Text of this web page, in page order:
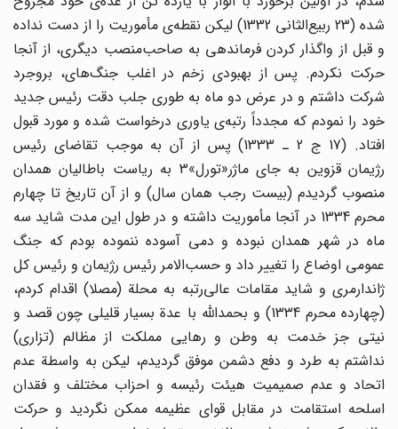
شده (23 ربیع‌الثانی 1332) لیکن نقطه‌ی مأموریت را از دست نداده
و قبل از واگذار کردن فرماندهی به صاحب‌منصب دیگری، از آنجا
حرکت نکردم. پس از بهبودی زخم در اغلب جنگ‌های، بروجرد
شرکت داشتم و در عرض دو ماه به طوری جلب دقت رئیس جدید
خود را نمودم که مجدداً‌ رتبه‌ی یاوری درخواست شده و مورد قبول
افتاد. (17 ج 2 ـ 1333) پس از آن به موجب تقاضای رئیس
رژیمان قزوین به جای ماژر«تورل»3 به ریاست باطالیان همدان
منصوب گردیدم (بیست رجب همان سال) و از آن تاریخ تا چهارم
محرم 1334 در آنجا مأموریت داشته و در طول این مدت شاید سه
ماه در شهر همدان نبوده و دمی آسوده ننموده بودم که جنگ
عمومی اوضاع را تغییر داد و حسب‌الامر رئیس رژیمان و رئیس کل
ژاندارمری و شاید مقامات عالی‌رتبه به محلة (مصلا) اقدام کردم،
(چهارده محرم 1334) و بحمدالله با عدة بسیار قلیلی چون قصد و
نیتی جز خدمت به وطن و رهایی مملکت از مظالم (تزاری)
نداشتم به طرد و دفع دشمن موفق گردیدم، لیکن به واسطة عدم
اتحاد و عدم صمیمیت هیئت رئیسه و احزاب مختلف و فقدان
اسلحه استقامت در مقابل قوای عظیمه ممکن نگردید و حرکت